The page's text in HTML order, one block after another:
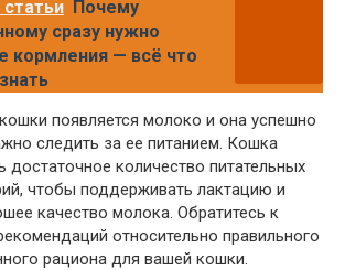
Почему
сразу нужно
кормления — всё что
появляется молоко и она успешно
следить за ее питанием. Кошка
достаточное количество питательных
чтобы поддерживать лактацию и
качество молока. Обратитесь к
относительно правильного
рациона для вашей кошки.